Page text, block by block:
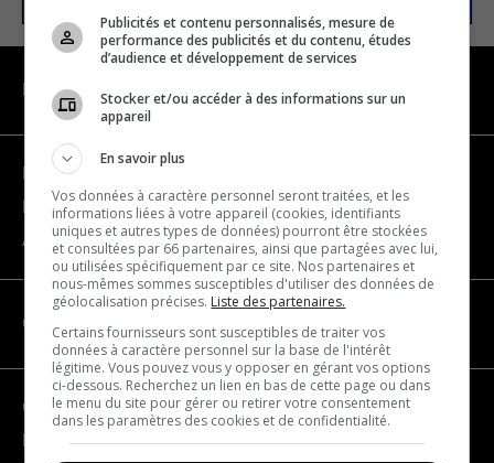
NAVIGATION
Devenir partenaire
Nous joindre
À propos
CATÉGORIES
Géographie
France
Publicités et contenu personnalisés, mesure de
performance des publicités et du contenu, études
d’audience et développement de services
Stocker et/ou accéder à des informations sur un
appareil
En savoir plus
Vos données à caractère personnel seront traitées, et les
informations liées à votre appareil (cookies, identifiants
uniques et autres types de données) pourront être stockées
et consultées par 66 partenaires, ainsi que partagées avec lui,
ou utilisées spécifiquement par ce site. Nos partenaires et
nous-mêmes sommes susceptibles d'utiliser des données de
géolocalisation précises. Liste des partenaires.
Certains fournisseurs sont susceptibles de traiter vos
données à caractère personnel sur la base de l'intérêt
légitime. Vous pouvez vous y opposer en gérant vos options
ci-dessous. Recherchez un lien en bas de cette page ou dans
le menu du site pour gérer ou retirer votre consentement
dans les paramètres des cookies et de confidentialité.